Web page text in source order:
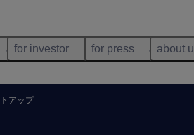
for investor for press about
アップ